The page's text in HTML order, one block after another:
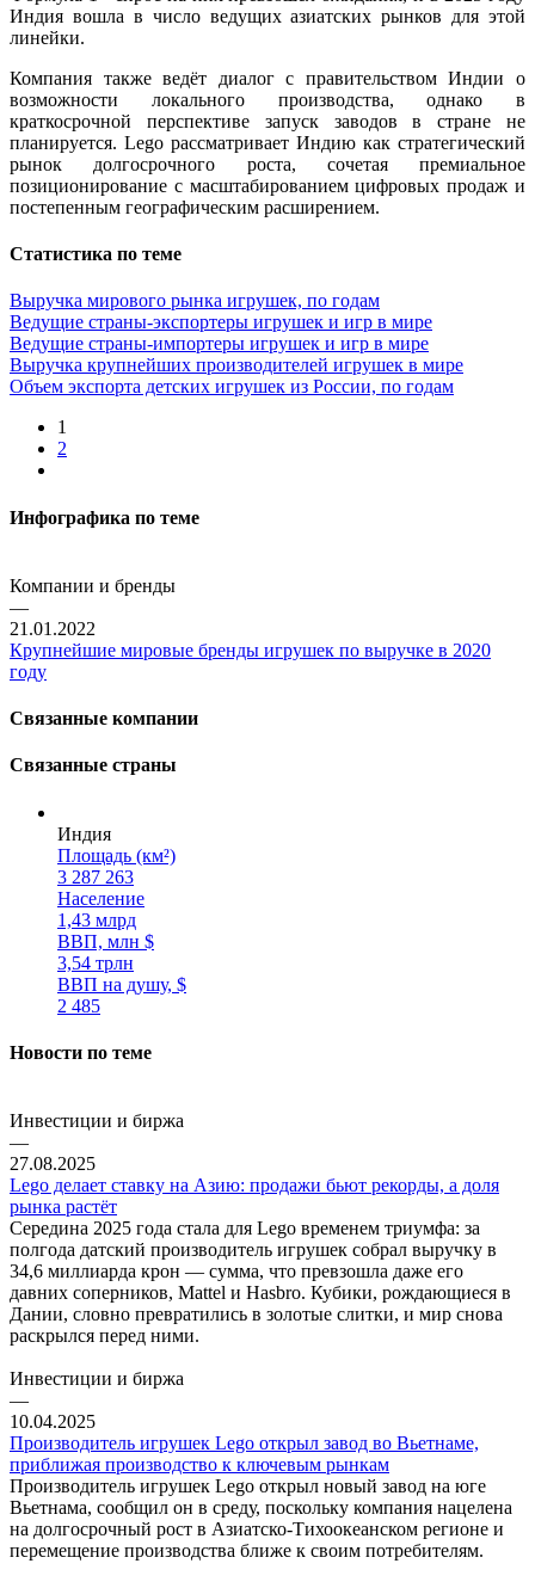
Индия вошла в число ведущих азиатских рынков для этой
линейки.
Компания также ведёт диалог с правительством Индии о
возможности локального производства, однако в
краткосрочной перспективе запуск заводов в стране не
планируется. Lego рассматривает Индию как стратегический
рынок долгосрочного роста, сочетая премиальное
позиционирование с масштабированием цифровых продаж и
постепенным географическим расширением.
Статистика по теме
Выручка мирового рынка игрушек, по годам
Ведущие страны-экспортеры игрушек и игр в мире
Ведущие страны-импортеры игрушек и игр в мире
Выручка крупнейших производителей игрушек в мире
Объем экспорта детских игрушек из России, по годам
1
2
Инфографика по теме
Компании и бренды
—
21.01.2022
Крупнейшие мировые бренды игрушек по выручке в 2020
году
Связанные компании
Связанные страны
Индия
Площадь (км²)
3 287 263
Население
1,43 млрд
ВВП, млн $
3,54 трлн
ВВП на душу, $
2 485
Новости по теме
Инвестиции и биржа
—
27.08.2025
Lego делает ставку на Азию: продажи бьют рекорды, а доля
рынка растёт
Середина 2025 года стала для Lego временем триумфа: за
полгода датский производитель игрушек собрал выручку в
34,6 миллиарда крон — сумма, что превзошла даже его
давних соперников, Mattel и Hasbro. Кубики, рождающиеся в
Дании, словно превратились в золотые слитки, и мир снова
раскрылся перед ними.
Инвестиции и биржа
—
10.04.2025
Производитель игрушек Lego открыл завод во Вьетнаме,
приближая производство к ключевым рынкам
Производитель игрушек Lego открыл новый завод на юге
Вьетнама, сообщил он в среду, поскольку компания нацелена
на долгосрочный рост в Азиатско-Тихоокеанском регионе и
перемещение производства ближе к своим потребителям.